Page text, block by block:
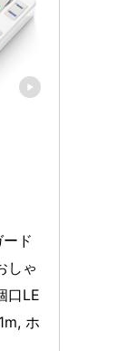
ド
しゃ
口LE
ホ